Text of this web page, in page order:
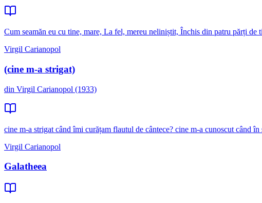
Cum seamăn eu cu tine, mare, La fel, mereu neliniștit, Închis din patru părți de
Virgil Carianopol
(cine m-a strigat)
din Virgil Carianopol (1933)
cine m-a strigat când îmi curățam flautul de cântece? cine m-a cunoscut când
Virgil Carianopol
Galatheea